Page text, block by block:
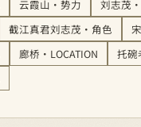
云霞山 · 势力
刘志茂
截江真君刘志茂 · 角色
廊桥 · LOCATION
托碗